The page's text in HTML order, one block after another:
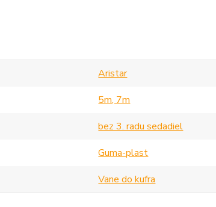
Aristar
5m, 7m
bez 3. radu sedadiel
Guma-plast
Vane do kufra